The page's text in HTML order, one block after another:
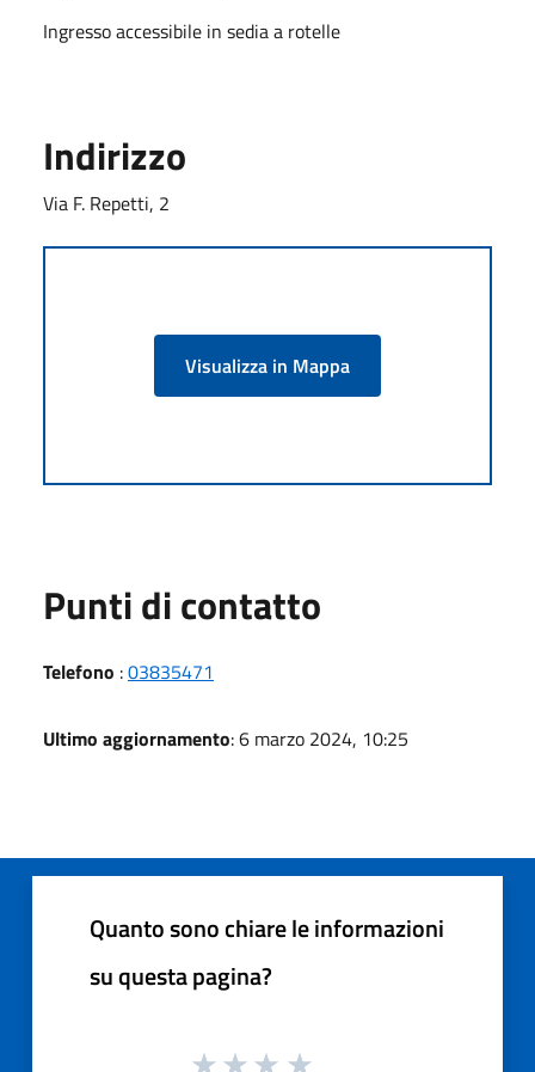
Ingresso accessibile in sedia a rotelle
Indirizzo
Via F. Repetti, 2
Visualizza in Mappa
Punti di contatto
Telefono :03835471
Ultimo aggiornamento: 6 marzo 2024, 10:25
Quanto sono chiare le informazioni
su questa pagina?